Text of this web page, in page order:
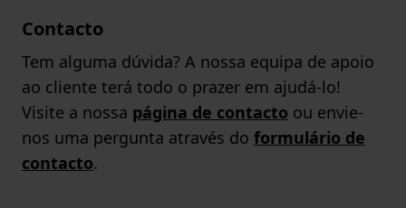
Contacto
Tem alguma dúvida? A nossa equipa de apoio
ao cliente terá todo o prazer em ajudá-lo!
Visite a nossa página de contacto ou envie-
nos uma pergunta através do formulário de
contacto.